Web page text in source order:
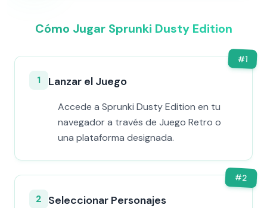
Cómo Jugar Sprunki Dusty Edition
#1
1 Lanzar el Juego
Accede a Sprunki Dusty Edition en tu
navegador a través de Juego Retro o
una plataforma designada.
#2
2 Seleccionar Personajes